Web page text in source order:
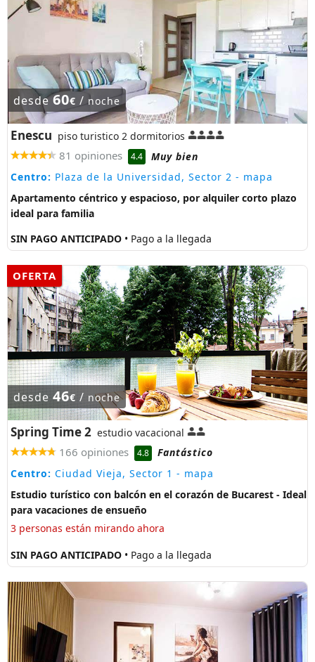
desde60€ /noche
Enescu piso turistico 2 dormitorios
81 opiniones 4.4
Muy bien
Centro: Plaza de la Universidad, Sector 2 - mapa
Apartamento céntrico y espacioso, por alquiler corto plazo
ideal para familia
SIN PAGO ANTICIPADO • Pago a la llegada
OFERTA
desde 46€ / noche
Spring Time 2 estudio vacacional
166 opiniones 4.8
Fantástico
Centro: Ciudad Vieja, Sector 1 - mapa
Estudio turístico con balcón en el corazón de Bucarest - Ideal
para vacaciones de ensueño
3 personas están mirando ahora
SIN PAGO ANTICIPADO • Pago a la llegada